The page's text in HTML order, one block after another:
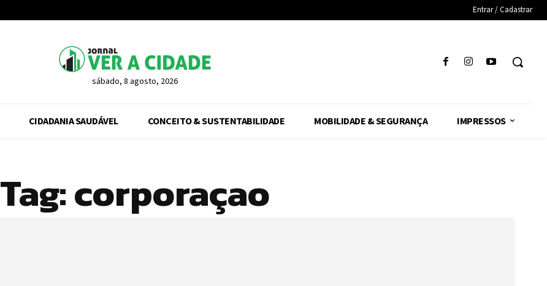
Entrar / Cadastrar
sábado, 8 agosto, 2026
CIDADANIA SAUDÁVEL CONCEITO & SUSTENTABILIDADE MOBILIDADE & SEGURANÇA IMPRESSOS
Tag:corporaçao